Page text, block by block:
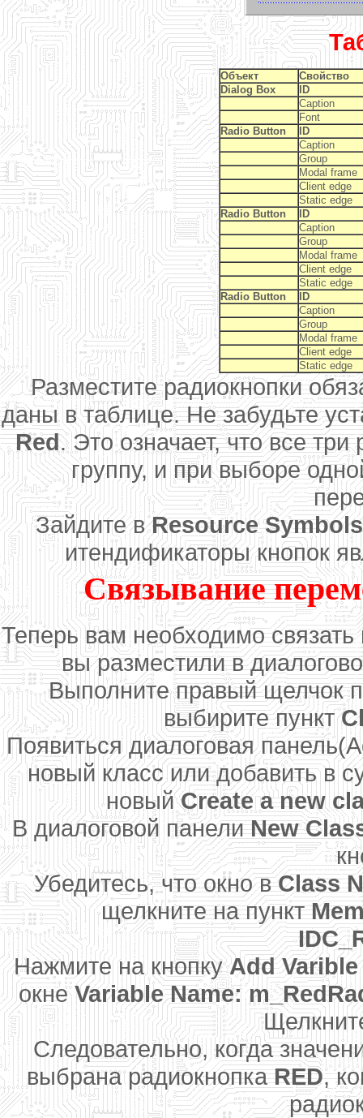
Объект
Свойство
Dialog Box
ID
Caption
Font
Radio Button
ID
Caption
Group
Modal frame
Client edge
Static edge
Radio Button
ID
Caption
Group
Modal frame
Client edge
Static edge
Radio Button
ID
Caption
Group
Modal frame
Client edge
Static edge
Разместите радиокнопки
даны в таблице. Не забудьте
Red. Это означает, что все
группу, и при выборе
Зайдите вResource Symbols
итендификаторы кнопок
Связывание
Теперь вам необходимо
вы разместили в
Выполните правый щелчок
выбирите пункт
Появиться диалоговая
новый класс или добавить в
новыйCreate a new
В диалоговой панелиNew
Убедитесь, что окно вClass
щелкните на пункт
Нажмите на кнопкуAdd Varible
окнеVariable Name:
Следовательно, когда
выбрана радиокнопкаRED,